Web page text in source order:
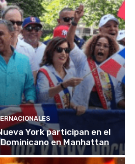
York participan en el
en Manhattan